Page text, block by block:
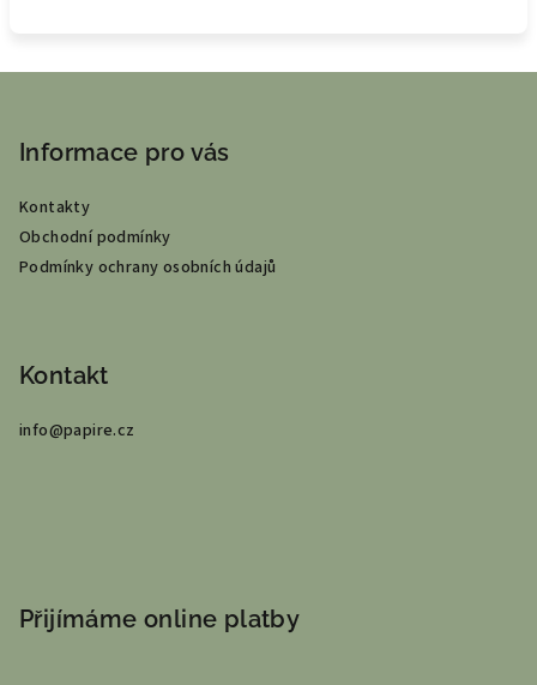
Informace pro vás
Kontakty
Obchodní podmínky
Podmínky ochrany osobních údajů
Kontakt
info@papire.cz
Přijímáme online platby